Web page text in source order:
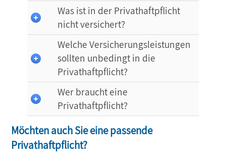
Was ist in der Privathaftpflicht
nicht versichert?
Welche Versicherungsleistungen
sollten unbedingt in die
Privathaftpflicht?
Wer braucht eine
Privathaftpflicht?
Möchten auch Sie eine passende
Privathaftpflicht?